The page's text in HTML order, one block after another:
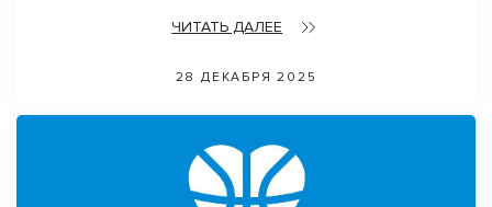
ЧИТАТЬ ДАЛЕЕ
28 ДЕКАБРЯ 2025